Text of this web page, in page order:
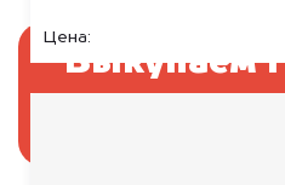
Цена:
Выкупаем